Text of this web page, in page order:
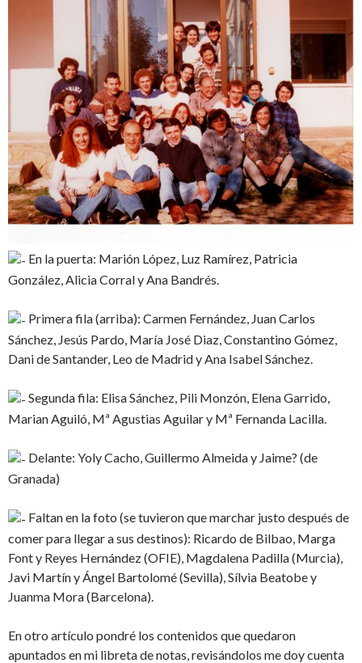
En la puerta: Marión López, Luz Ramírez, Patricia
González, Alicia Corral y Ana Bandrés.
Primera fila (arriba): Carmen Fernández, Juan Carlos
Sánchez, Jesús Pardo, María José Diaz, Constantino Gómez,
Dani de Santander, Leo de Madrid y Ana Isabel Sánchez.
Segunda fila: Elisa Sánchez, Pili Monzón, Elena Garrido,
Marian Aguiló, Mª Agustias Aguilar y Mª Fernanda Lacilla.
Delante: Yoly Cacho, Guillermo Almeida y Jaime? (de
Granada)
Faltan en la foto (se tuvieron que marchar justo después de
comer para llegar a sus destinos): Ricardo de Bilbao, Marga
Font y Reyes Hernández (OFIE), Magdalena Padilla (Murcia),
Javi Martín y Ángel Bartolomé (Sevilla), Sílvia Beatobe y
Juanma Mora (Barcelona).
En otro artículo pondré los contenidos que quedaron
apuntados en mi libreta de notas, revisándolos me doy cuenta